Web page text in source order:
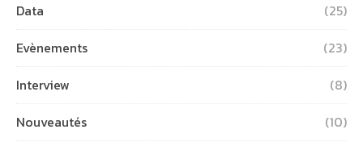
Data
(25)
Evènements
(23)
Interview
(8)
Nouveautés
(10)